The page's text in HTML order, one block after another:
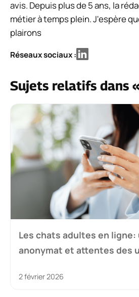
avis. Depuis plus de 5 ans, la
métier à temps plein. J'espère
plairons
Réseaux sociaux :
Sujets relatifs dans
Les chats adultes en ligne:
anonymat et attentes des
2 février 2026